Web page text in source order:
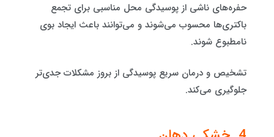
حفره‌های ناشی از پوسیدگی محل مناسبی برای تجمع
باکتری‌ها محسوب می‌شوند و می‌توانند باعث ایجاد بوی
نامطبوع شوند.
تشخیص و درمان سریع پوسیدگی از بروز مشکلات جدی‌تر
جلوگیری می‌کند.